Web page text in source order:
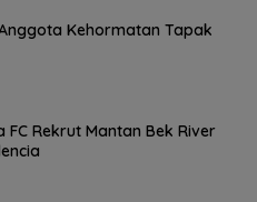
Kehormatan Tapak
Rekrut Mantan Bek River